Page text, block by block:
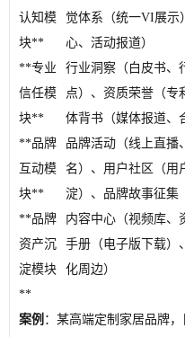
认知模
块**
觉体系（统一VI展示
心、活动报道）
**专业
信任模
块**
行业洞察（白皮书、
点）、资质荣誉（专
体背书（媒体报道、
**品牌
互动模
块**
品牌活动（线上直播
名）、用户社区（用
淀）、品牌故事征集
**品牌
资产沉
淀模块
**
内容中心（视频库、
手册（电子版下载）
化周边）
案例 ：某高端定制家居品牌